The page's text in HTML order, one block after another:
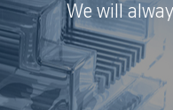
We will